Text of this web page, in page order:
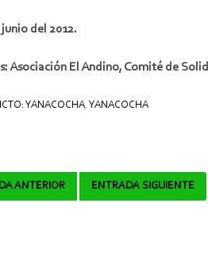
junio del 2012.
Asociación El Andino, Comité de
YANACOCHA, YANACOCHA
ANTERIOR ENTRADA SIGUIENTE